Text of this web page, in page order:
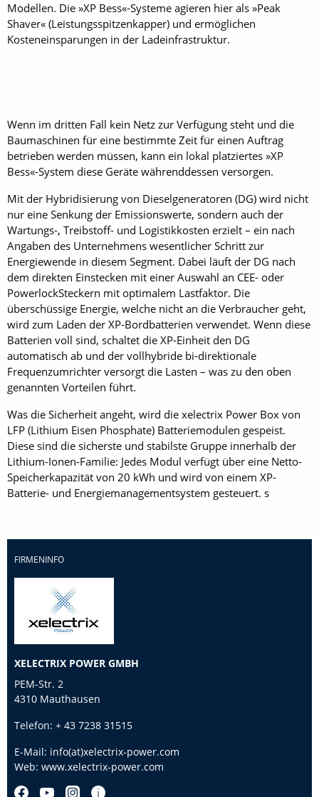
Modellen. Die »XP Bess«-Systeme agieren hier als »Peak
Shaver« (Leistungsspitzenkapper) und ermöglichen
Kosteneinsparungen in der Ladeinfrastruktur.
Wenn im dritten Fall kein Netz zur Verfügung steht und die
Baumaschinen für eine bestimmte Zeit für einen Auftrag
betrieben werden müssen, kann ein lokal platziertes »XP
Bess«-System diese Geräte währenddessen versorgen.
Mit der Hybridisierung von Dieselgeneratoren (DG) wird nicht
nur eine Senkung der Emissionswerte, sondern auch der
Wartungs-, Treibstoff- und Logistikkosten erzielt – ein nach
Angaben des Unternehmens wesentlicher Schritt zur
Energiewende in diesem Segment. Dabei läuft der DG nach
dem direkten Einstecken mit einer Auswahl an CEE- oder
PowerlockSteckern mit optimalem Lastfaktor. Die
überschüssige Energie, welche nicht an die Verbraucher geht,
wird zum Laden der XP-Bordbatterien verwendet. Wenn diese
Batterien voll sind, schaltet die XP-Einheit den DG
automatisch ab und der vollhybride bi-direktionale
Frequenzumrichter versorgt die Lasten – was zu den oben
genannten Vorteilen führt.
Was die Sicherheit angeht, wird die xelectrix Power Box von
LFP (Lithium Eisen Phosphate) Batteriemodulen gespeist.
Diese sind die sicherste und stabilste Gruppe innerhalb der
Lithium-Ionen-Familie: Jedes Modul verfügt über eine Netto-
Speicherkapazität von 20 kWh und wird von einem XP-
Batterie- und Energiemanagementsystem gesteuert. s
FIRMENINFO
XELECTRIX POWER GMBH
PEM-Str. 2
4310 Mauthausen
Telefon: + 43 7238 31515
E-Mail: info(at)xelectrix-power.com
Web: www.xelectrix-power.com